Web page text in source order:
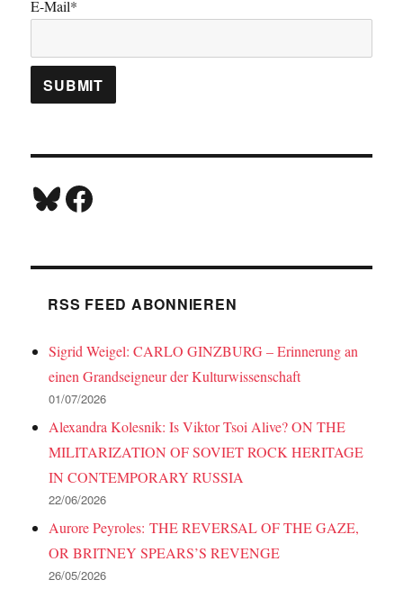
E-Mail*
Bluesky
Facebook
RSS FEED ABONNIEREN
Sigrid Weigel: CARLO GINZBURG – Erinnerung an
einen Grandseigneur der Kulturwissenschaft
01/07/2026
Alexandra Kolesnik: Is Viktor Tsoi Alive? ON THE
MILITARIZATION OF SOVIET ROCK HERITAGE
IN CONTEMPORARY RUSSIA
22/06/2026
Aurore Peyroles: THE REVERSAL OF THE GAZE,
OR BRITNEY SPEARS’S REVENGE
26/05/2026